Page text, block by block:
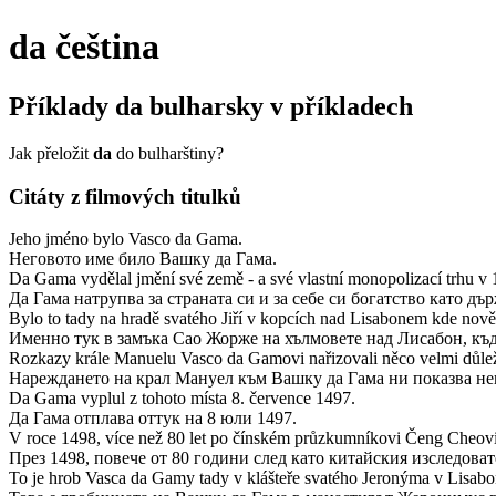
da čeština
Příklady da bulharsky v příkladech
Jak přeložit da do bulharštiny?
Citáty z filmových titulků
Jeho jméno bylo Vasco da Gama.
Неговото име било Вашку да Гама.
Da Gama vydělal jmění své země - a své vlastní monopolizací trhu
Да Гама натрупва за страната си и за себе си богатство като
Bylo to tady na hradě svatého Jiří v kopcích nad Lisabonem kde
Именно тук в замъка Сао Жорже на хълмовете над Лисабон,
Rozkazy krále Manuelu Vasco da Gamovi nařizovali něco velmi
Нареждането на крал Мануел към Вашку да Гама ни показва
Da Gama vyplul z tohoto místa 8. července 1497.
Да Гама отплава оттук на 8 юли 1497.
V roce 1498, více než 80 let po čínském průzkumníkovi Čeng
През 1498, повече от 80 години след като китайския
To je hrob Vasca da Gamy tady v klášteře svatého Jeronýma v